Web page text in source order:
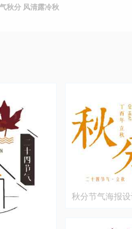
秋分 风清露冷秋
秋分节气海报